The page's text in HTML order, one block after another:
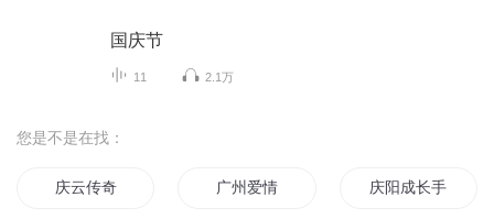
国庆节
11 2.1万
您是不是在找：
庆云传奇 广州爱情 庆阳成长手札